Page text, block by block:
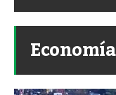
Economía